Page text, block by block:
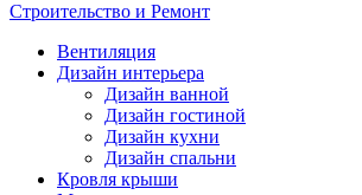
Строительство и Ремонт
Вентиляция
Дизайн интерьера
Дизайн ванной
Дизайн гостиной
Дизайн кухни
Дизайн спальни
Кровля крыши